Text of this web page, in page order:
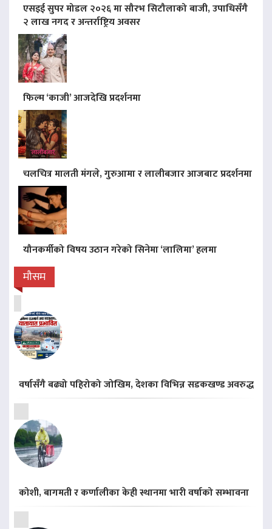
एसइई सुपर मोडल २०२६ मा सौरभ सिटौलाको बाजी, उपाधिसँगै
२ लाख नगद र अन्तर्राष्ट्रिय अवसर
फिल्म ‘काजी’ आजदेखि प्रदर्शनमा
चलचित्र मालती मंगले, गुरुआमा र लालीबजार आजबाट प्रदर्शनमा
यौनकर्मीको विषय उठान गरेको सिनेमा ‘लालिमा’ हलमा
मौसम
वर्षासँगै बढ्यो पहिरोको जोखिम, देशका विभिन्न सडकखण्ड अवरुद्ध
कोशी, बागमती र कर्णालीका केही स्थानमा भारी वर्षाको सम्भावना